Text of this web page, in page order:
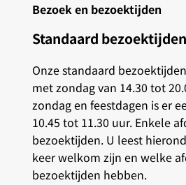
Bezoek en bezoektijden
Standaard bezoektijden
Onze standaard
met zondag van 14.30 tot
zondag en feestdagen is er
10.45 tot 11.30 uur. Enkele
bezoektijden. U leest
keer welkom zijn en welke
bezoektijden hebben.